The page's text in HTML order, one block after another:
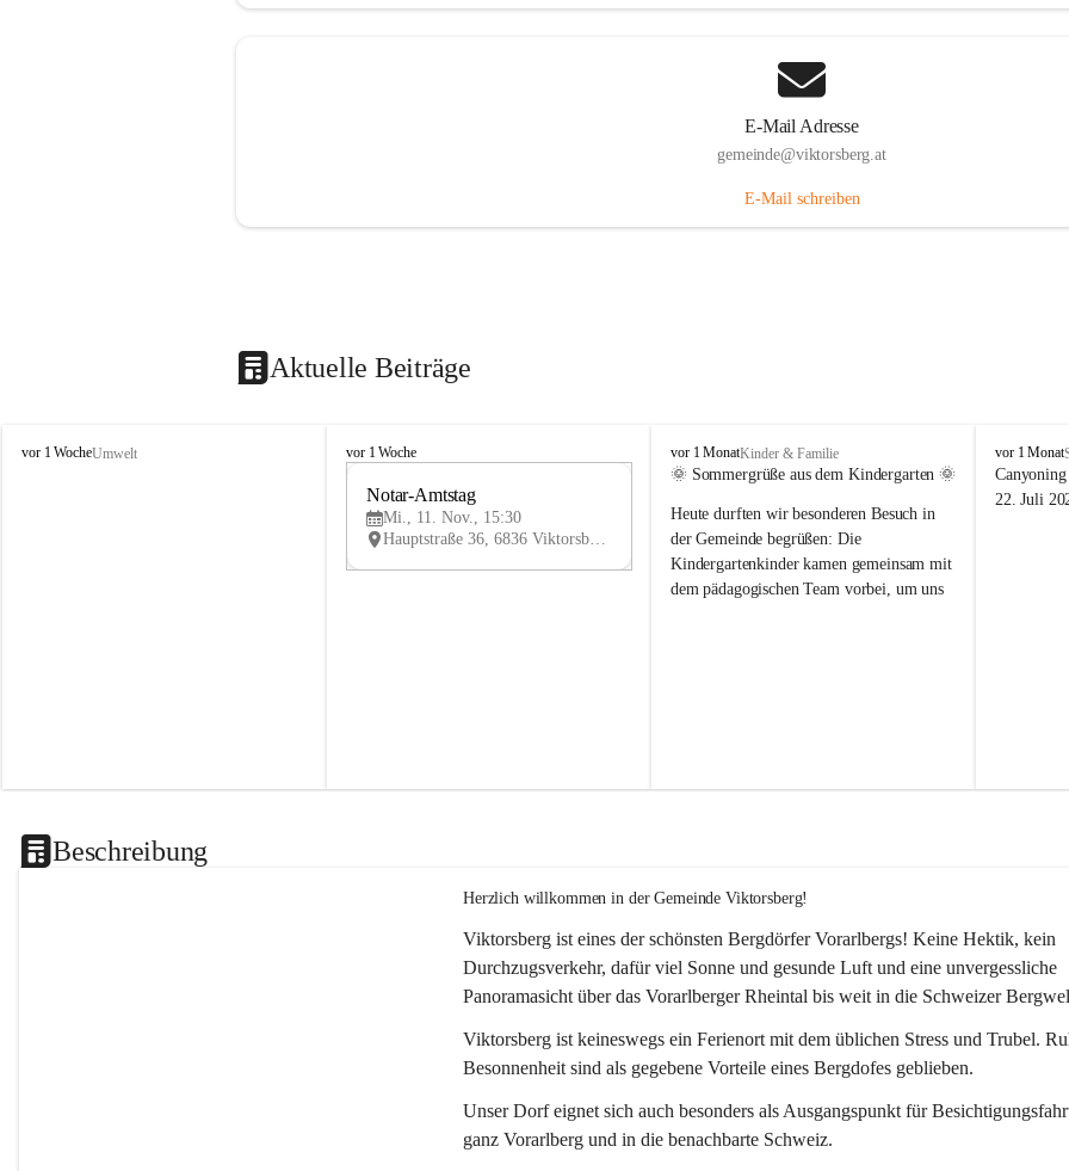
E-Mail Adresse
gemeinde@viktorsberg.at
E-Mail schreiben
Aktuelle Beiträge
V
vor 1 WocheUmwelt
V
vor 1 Woche
V
Notar-Amtstag
Mi., 11. Nov., 15:30
Hauptstraße 36, 6836 Viktorsberg, AUT
V
i
t
o
r
s
vor 1 MonatKinder & Familie
🌞 Sommergrüße aus dem Kindergarten 🌞
Heute durften wir besonderen Besuch in
der Gemeinde begrüßen: Die
Kindergartenkinder kamen gemeinsam mit
dem pädagogischen Team vorbei, um uns
V
i
k
vor 1 Monat
22. Juli
Beschreibung
Herzlich willkommen in der Gemeinde Viktorsberg!
Viktorsberg ist eines der schönsten Bergdörfer Vorarlbergs! Keine Hektik, kein
Durchzugsverkehr, dafür viel Sonne und gesunde Luft und eine unvergessliche
Panoramasicht über das Vorarlberger Rheintal bis weit in die Schweizer
Viktorsberg ist keineswegs ein Ferienort mit dem üblichen Stress und Trubel.
Besonnenheit sind als gegebene Vorteile eines Bergdofes geblieben.
Unser Dorf eignet sich auch besonders als Ausgangspunkt für
ganz Vorarlberg und in die benachbarte Schweiz.